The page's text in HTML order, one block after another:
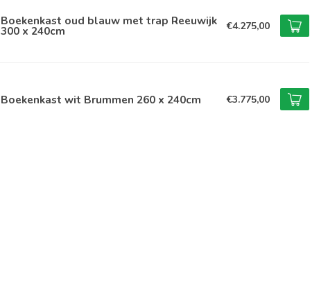
Boekenkast oud blauw met trap Reeuwijk
300 x 240cm €4.275,00
Boekenkast wit Brummen 260 x 240cm €3.775,00